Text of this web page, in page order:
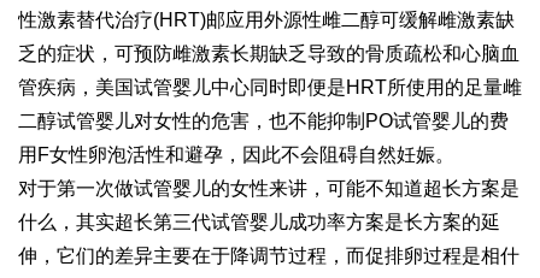
性激素替代治疗(HRT)邮应用外源性雌二醇可缓解雌激素缺
乏的症状，可预防雌激素长期缺乏导致的骨质疏松和心脑血
管疾病，美国试管婴儿中心同时即便是HRT所使用的足量雌
二醇试管婴儿对女性的危害 ，也不能抑制PO试管婴儿的费
用 F女性卵泡活性和避孕，因此不会阻碍自然妊娠。
对于第一次做试管婴儿的女性来讲，可能不知道超长方案是
什么，其实超长第三代试管婴儿成功率方案是长方案的延
伸，它们的差异主要在于降调节过程，而促排卵过程是相什